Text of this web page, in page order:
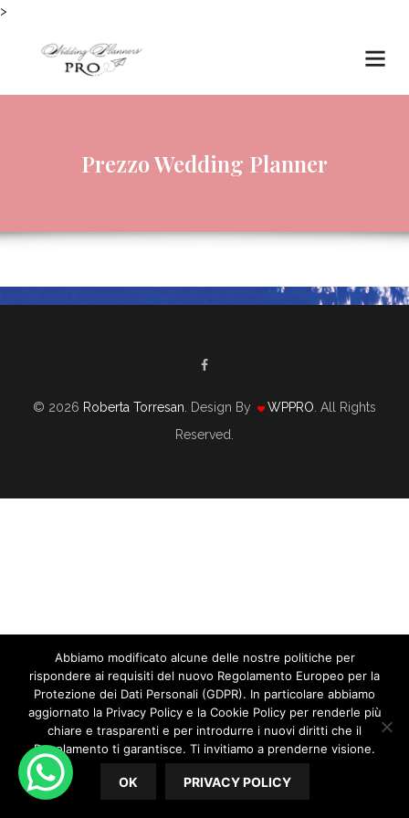
>
Prezzo Wedding Planner
Quanto Guadagna Una Wedding Planner
In Un Anno?
04/11/2025 ByRoberta Torresan
In CORSO WEDDING PLANNER ,WEDDING PLANNER
Quanto guadagna una Wedding Planner in un anno? Una
delle domande più comuni che una wedding planner si
10 Segnali Che Dovresti Considerare Per
Farti Pagare Di Più Come Wedding
Planner
Il Tuo Prezzo È Un Problema, E Non Lo Sai
01/13/2019 By
Roberta Torresan
CORSO WEDDING PLANNER,WEDDING MARKETING
Il tuo Prezzo è un Problema, e non lo sai. Sì, hai capito
bene: spesso se non riesci a vendere, se non cresci, se non
© 2026 Roberta Torresan . Design By WPPRO . All Rights
Reserved.
Abbiamo modificato alcune delle nostre politiche per
rispondere ai requisiti del nuovo Regolamento Europeo per la
Protezione dei Dati Personali (GDPR). In particolare abbiamo
aggiornato la Privacy Policy e la Cookie Policy per renderle più
chiare e trasparenti e per introdurre i nuovi diritti che il
Regolamento ti garantisce. Ti invitiamo a prenderne visione.
OK PRIVACY POLICY